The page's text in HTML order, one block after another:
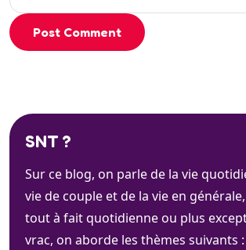
Post Comment
SNT ?
Sur ce blog, on parle de la vie
vie de couple et de la vie en
tout à fait quotidienne ou plus
vrac, on aborde les thèmes suivants